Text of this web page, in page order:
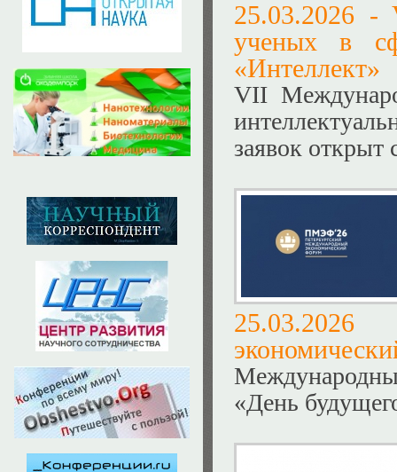
25.03.2026 -
ученых в
«Интеллект»
VII
заявок открыт
«День